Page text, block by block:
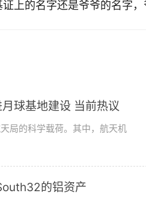
上的名字还是爷爷的名字
球基地建设 当前热议
局的科学载荷。其中，航天机
的铝资产